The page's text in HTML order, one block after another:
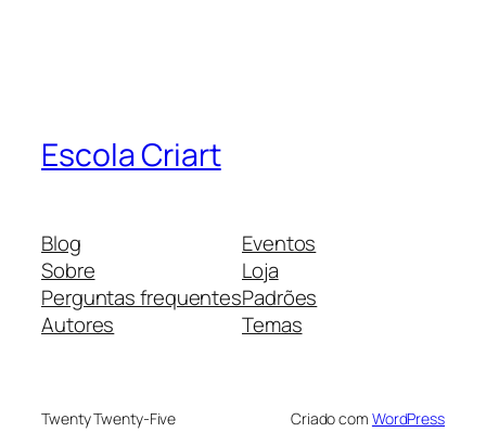
Escola Criart
Blog
Sobre
Perguntas frequentes
Autores
Eventos
Loja
Padrões
Temas
Twenty Twenty-Five Criado com WordPress